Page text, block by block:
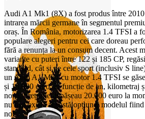
Audi A1 Mk1 (8X) a fost produs între 2010
intrarea mărcii germane în segmentul
oraș. În România, motorizarea 1.4 TFSI a
populare alegeri pentru cei care doreau
fără a renunța la un consum decent. Acest
variante cu puteri între 122 și 185 CP,
standard, cât și pe cele sport (inclusiv S
un Audi A1 Mk1 cu motor 1.4 TFSI se
și 15.000 euro, în funcție de an, kilometraj
nouă, prețurile depășeau 20.000 euro la
nu mai există această opțiune, modelul
noi.